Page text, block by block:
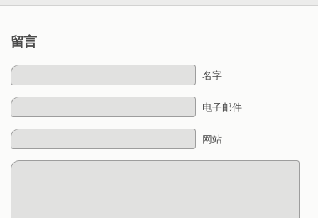
留言
名字
电子邮件
网站